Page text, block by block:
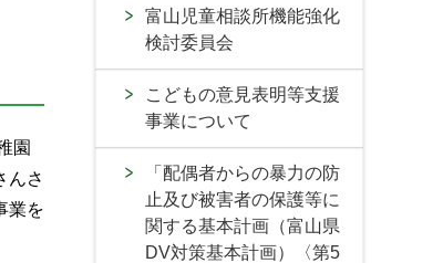
園
んさ
業を
富山児童相談所機能強化
検討委員会
こどもの意見表明等支援
事業について
「配偶者からの暴力の防
止及び被害者の保護等に
関する基本計画（富山県
DV対策基本計画）〈第5